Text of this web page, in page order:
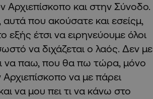
και στην Σύνοδο.
που ακούσατε και εσείςμ,
έτσι να ειρηνεύουμε όλοι
να διχάζεται ο λαός. Δεν με
να παω, που θα πω τώρα, μόνο
να με πάρει
να μου πει τι να κάνω στο